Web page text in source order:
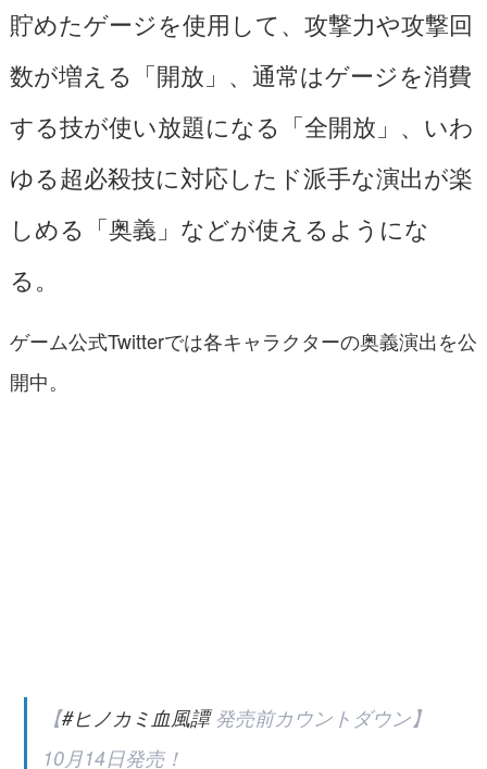
貯めたゲージを使用して、攻撃力や攻撃回
数が増える「開放」、通常はゲージを消費
する技が使い放題になる「全開放」、いわ
ゆる超必殺技に対応したド派手な演出が楽
しめる「奥義」などが使えるようにな
る。
ゲーム公式Twitterでは各キャラクターの奥義演出を公
開中。
【#ヒノカミ血風譚発売前カウントダウン】
10月14日発売！